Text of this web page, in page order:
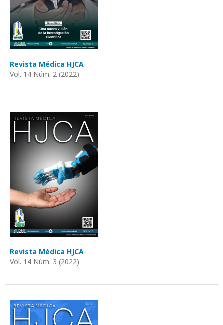
Revista Médica HJCA
Vol. 14 Núm. 2 (2022)
Revista Médica HJCA
Vol. 14 Núm. 3 (2022)